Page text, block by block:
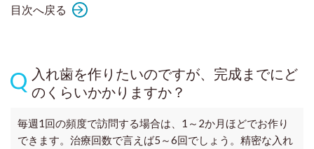
目次へ戻る
入れ歯を作りたいのですが、完成までにど
のくらいかかりますか？
毎週1回の頻度で訪問する場合は、1～2か月ほどでお作り
できます。治療回数で言えば5～6回でしょう。精密な入れ